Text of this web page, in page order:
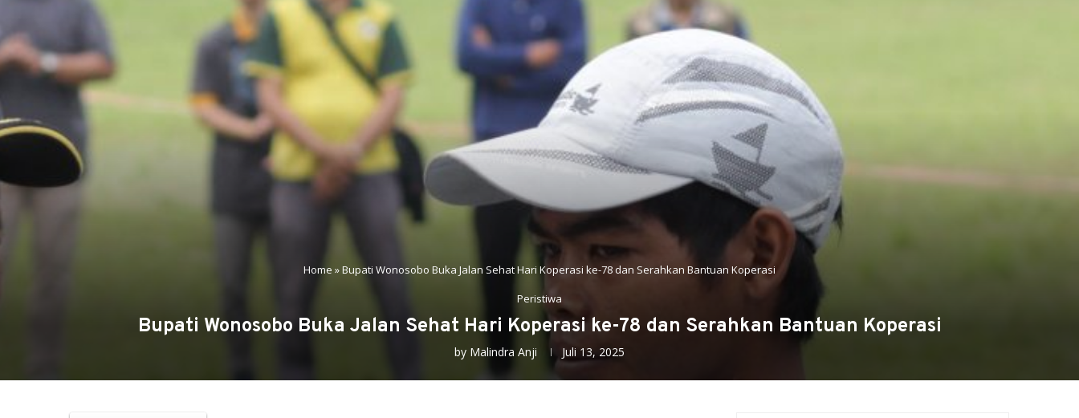
Home »Bupati Wonosobo Buka Jalan Sehat Hari Koperasi ke-78 dan Serahkan Bantuan Koperasi
Peristiwa
Bupati Wonosobo Buka Jalan Sehat Hari Koperasi ke-78 dan Serahkan Bantuan Koperasi
by Malindra Anji Juli 13, 2025